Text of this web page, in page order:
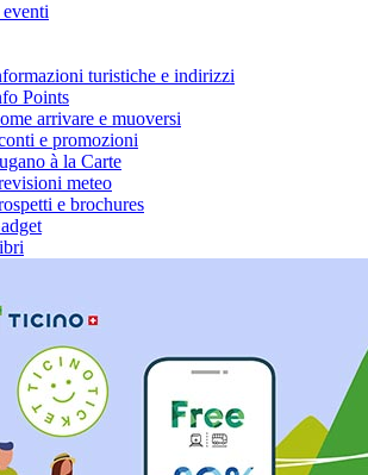
turistiche e indirizzi
Points
arrivare e muoversi
e promozioni
à la Carte
meteo
e brochures